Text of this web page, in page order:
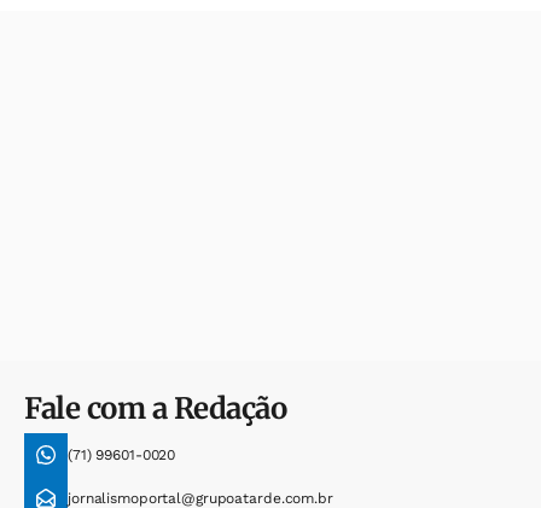
Fale com a Redação
(71) 99601-0020
jornalismoportal@grupoatarde.com.br